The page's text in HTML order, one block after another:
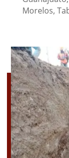
Morelos,